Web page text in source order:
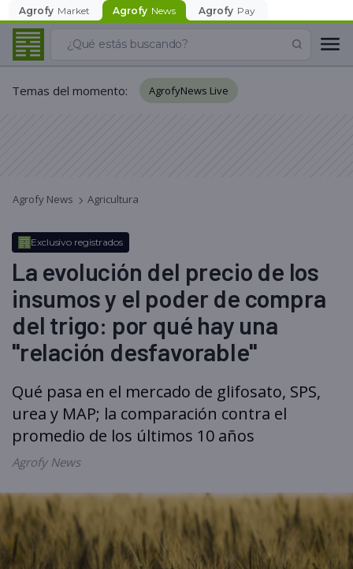
Agrofy Market Agrofy News Agrofy Pay
Temas del momento: AgrofyNews Live
Agrofy News Agricultura
Exclusivo registrados
La evolución del precio de los
insumos y el poder de compra
del trigo: por qué hay una
"relación desfavorable"
Qué pasa en el mercado de glifosato, SPS,
urea y MAP; la comparación contra el
promedio de los últimos 10 años
Agrofy News